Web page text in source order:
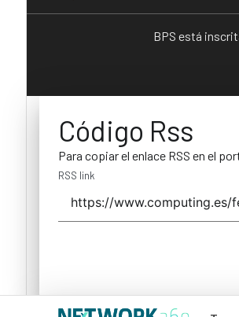
BPS está
Código Rss
Para copiar el enlace RSS en el
RSS link